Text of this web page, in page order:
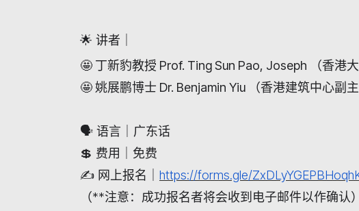
🌟 讲者｜
🤩 丁新豹教授 Prof. Ting Sun Pao, Joseph
（香港
🤩姚展鹏博士 Dr. Benjamin Yiu （香港建筑中心副主
🗣️ 语言｜广东话
💲 费用｜免费
✍️ 网上报名｜ https://forms.gle/
（**注意：成功报名者将会收到电子邮件以作确认）